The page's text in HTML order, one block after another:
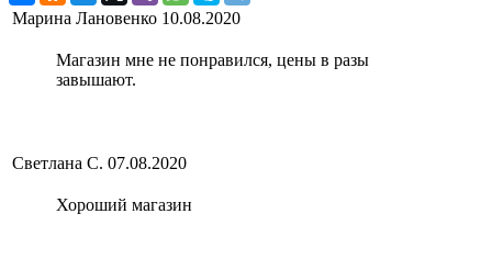
Марина Лановенко 10.08.2020
Магазин мне не понравился, цены в разы
завышают.
Светлана С. 07.08.2020
Хороший магазин